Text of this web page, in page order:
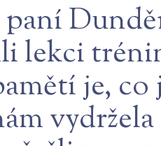
lekci
je,